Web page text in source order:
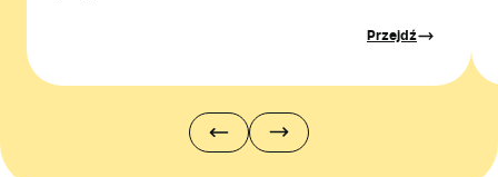
Przejdź